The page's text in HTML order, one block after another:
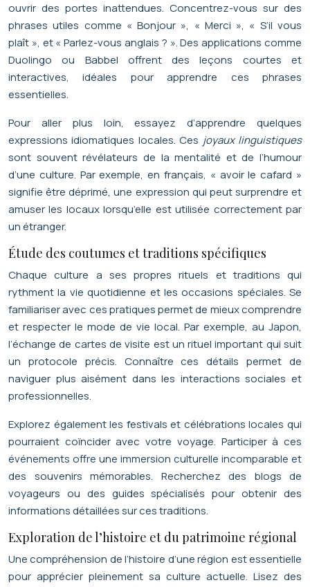
ouvrir des portes inattendues. Concentrez-vous sur des
phrases utiles comme « Bonjour », « Merci », « S’il vous
plaît », et « Parlez-vous anglais ? ». Des applications comme
Duolingo ou Babbel offrent des leçons courtes et
interactives, idéales pour apprendre ces phrases
essentielles.
Pour aller plus loin, essayez d’apprendre quelques
expressions idiomatiques locales. Ces joyaux linguistiques
sont souvent révélateurs de la mentalité et de l’humour
d’une culture. Par exemple, en français, « avoir le cafard »
signifie être déprimé, une expression qui peut surprendre et
amuser les locaux lorsqu’elle est utilisée correctement par
un étranger.
Étude des coutumes et traditions spécifiques
Chaque culture a ses propres rituels et traditions qui
rythment la vie quotidienne et les occasions spéciales. Se
familiariser avec ces pratiques permet de mieux comprendre
et respecter le mode de vie local. Par exemple, au Japon,
l’échange de cartes de visite est un rituel important qui suit
un protocole précis. Connaître ces détails permet de
naviguer plus aisément dans les interactions sociales et
professionnelles.
Explorez également les festivals et célébrations locales qui
pourraient coïncider avec votre voyage. Participer à ces
événements offre une immersion culturelle incomparable et
des souvenirs mémorables. Recherchez des blogs de
voyageurs ou des guides spécialisés pour obtenir des
informations détaillées sur ces traditions.
Exploration de l’histoire et du patrimoine régional
Une compréhension de l’histoire d’une région est essentielle
pour apprécier pleinement sa culture actuelle. Lisez des